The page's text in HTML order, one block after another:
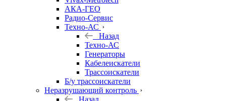
АКА-ГЕО
Радио-Сервис
Техно-АС
Назад
Техно-АС
Генераторы
Кабелеискатели
Трассоискатели
Б/у трассоискатели
Неразрушающий контроль
Назад